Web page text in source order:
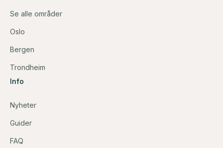
Se alle områder
Oslo
Bergen
Trondheim
Info
Nyheter
Guider
FAQ